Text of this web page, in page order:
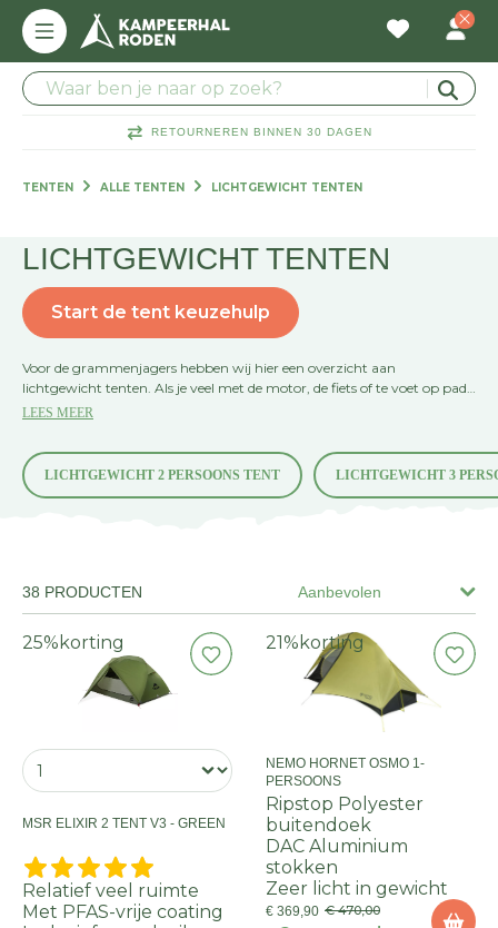
RETOURNEREN BINNEN 30 DAGEN
TENTEN ALLE TENTEN LICHTGEWICHT TENTEN
LICHTGEWICHT TENTEN
Start de tent keuzehulp
Voor de grammenjagers hebben wij hier een overzicht aan
lichtgewicht tenten. Als je veel met de motor, de fiets of te voet op pad
bent, is het begrijpelijk dat je niet zwaar bepakt wilt zijn. Een
snel droog. Dat is ideaal als je gauw weer door wilt naar de volgende
plek.
LEES MEER
LICHTGEWICHT 2 PERSOONS TENT LICHTGEWICHT 3
Aanbevolen
38 PRODUCTEN
25% korting
MSR ELIXIR 2 TENT V3 - GREEN
Relatief veel ruimte
Met PFAS-vrije coating
21% korting
NEMO HORNET OSMO 1-
PERSOONS
Ripstop Polyester
buitendoek
DAC Aluminium
stokken
Zeer licht in gewicht
€ 369,90 € 470,00